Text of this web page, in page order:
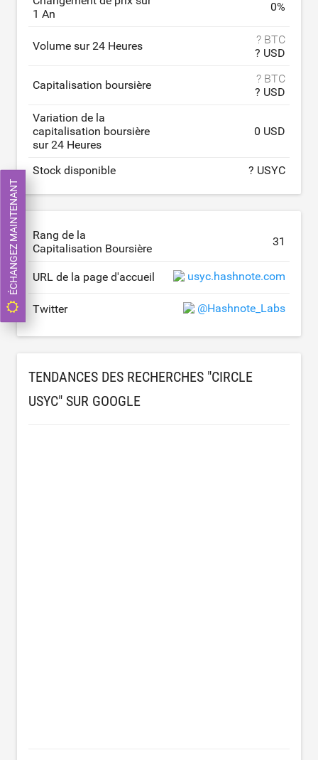
1 An
0%
Volume sur 24 Heures
? BTC
? USD
Capitalisation boursière
? BTC
? USD
Variation de la
capitalisation boursière
sur 24 Heures
0 USD
Stock disponible ? USYC
Rang de la
Capitalisation Boursière
31
URL de la page d'accueil usyc.hashnote.com
Twitter @Hashnote_Labs
TENDANCES DES RECHERCHES "CIRCLE
USYC" SUR GOOGLE
ÉCHANGEZ MAINTENANT